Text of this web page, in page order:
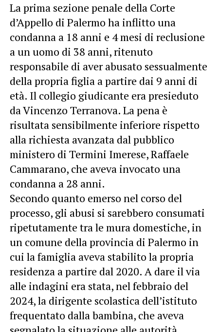
La prima sezione penale della Corte
d’Appello di Palermo ha inflitto una
condanna a 18 anni e 4 mesi di reclusione
a un uomo di 38 anni, ritenuto
responsabile di aver abusato sessualmente
della propria figlia a partire dai 9 anni di
età. Il collegio giudicante era presieduto
da Vincenzo Terranova. La pena è
risultata sensibilmente inferiore rispetto
alla richiesta avanzata dal pubblico
ministero di Termini Imerese, Raffaele
Cammarano, che aveva invocato una
condanna a 28 anni.
Secondo quanto emerso nel corso del
processo, gli abusi si sarebbero consumati
ripetutamente tra le mura domestiche, in
un comune della provincia di Palermo in
cui la famiglia aveva stabilito la propria
residenza a partire dal 2020. A dare il via
alle indagini era stata, nel febbraio del
2024, la dirigente scolastica dell’istituto
frequentato dalla bambina, che aveva